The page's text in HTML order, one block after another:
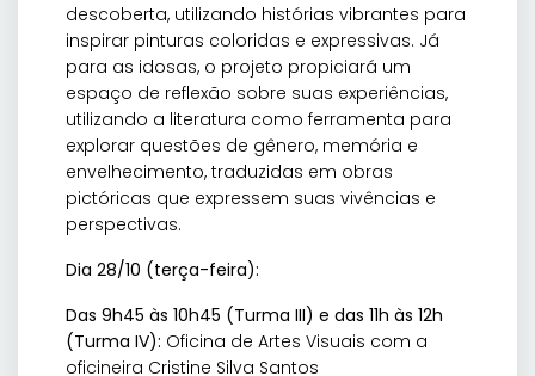
descoberta, utilizando histórias vibrantes para
inspirar pinturas coloridas e expressivas. Já
para as idosas, o projeto propiciará um
espaço de reflexão sobre suas experiências,
utilizando a literatura como ferramenta para
explorar questões de gênero, memória e
envelhecimento, traduzidas em obras
pictóricas que expressem suas vivências e
perspectivas.
Dia 28/10 (terça-feira):
Das 9h45 às 10h45 (Turma III) e das 11h às 12h
(Turma IV): Oficina de Artes Visuais com a
oficineira Cristine Silva Santos